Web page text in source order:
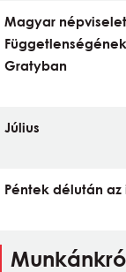
Magyar
Gratyban
Július
Péntek délután